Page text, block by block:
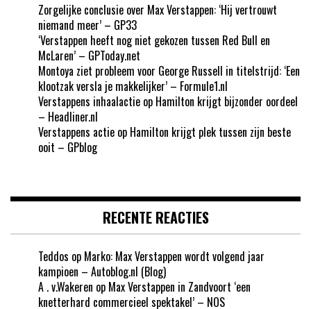
Zorgelijke conclusie over Max Verstappen: ‘Hij vertrouwt
niemand meer’ – GP33
‘Verstappen heeft nog niet gekozen tussen Red Bull en
McLaren’ – GPToday.net
Montoya ziet probleem voor George Russell in titelstrijd: ‘Een
klootzak versla je makkelijker’ – Formule1.nl
Verstappens inhaalactie op Hamilton krijgt bijzonder oordeel
– Headliner.nl
Verstappens actie op Hamilton krijgt plek tussen zijn beste
ooit – GPblog
RECENTE REACTIES
Teddos op Marko: Max Verstappen wordt volgend jaar
kampioen – Autoblog.nl (Blog)
A . v.Wakeren op Max Verstappen in Zandvoort ‘een
knetterhard commercieel spektakel’ – NOS